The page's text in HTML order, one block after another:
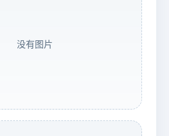
没有图片